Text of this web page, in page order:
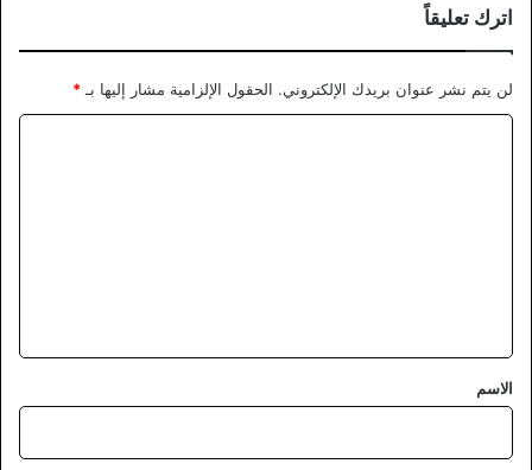
اترك تعليقاً
لن يتم نشر عنوان بريدك الإلكتروني. الحقول الإلزامية مشار إليها بـ *
*
الاسم